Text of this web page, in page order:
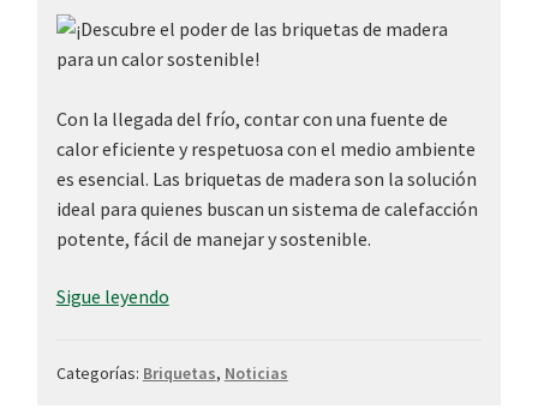
Con la llegada del frío, contar con una fuente de
calor eficiente y respetuosa con el medio ambiente
es esencial. Las briquetas de madera son la solución
ideal para quienes buscan un sistema de calefacción
potente, fácil de manejar y sostenible.
Sigue leyendo¡Descubre
de
Categorías: Briquetas, Noticias